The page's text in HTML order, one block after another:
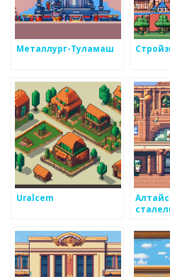
Металлург-Туламаш
Uralcem